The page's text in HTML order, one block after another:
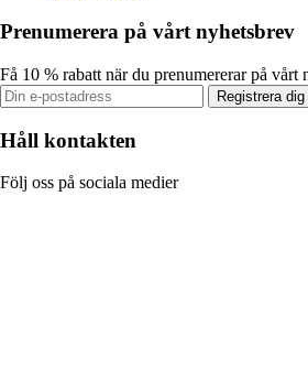
Prenumerera på vårt nyhetsbrev
Få 10 % rabatt när du prenumererar på vårt
Registrera dig
Håll kontakten
Följ oss på sociala medier